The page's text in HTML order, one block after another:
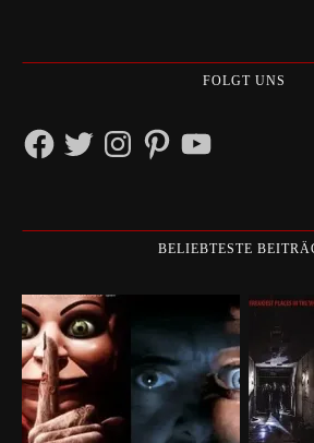
FOLGT UNS
FacebookTwitterInstagramPinterestYouTube
BELIEBTESTE